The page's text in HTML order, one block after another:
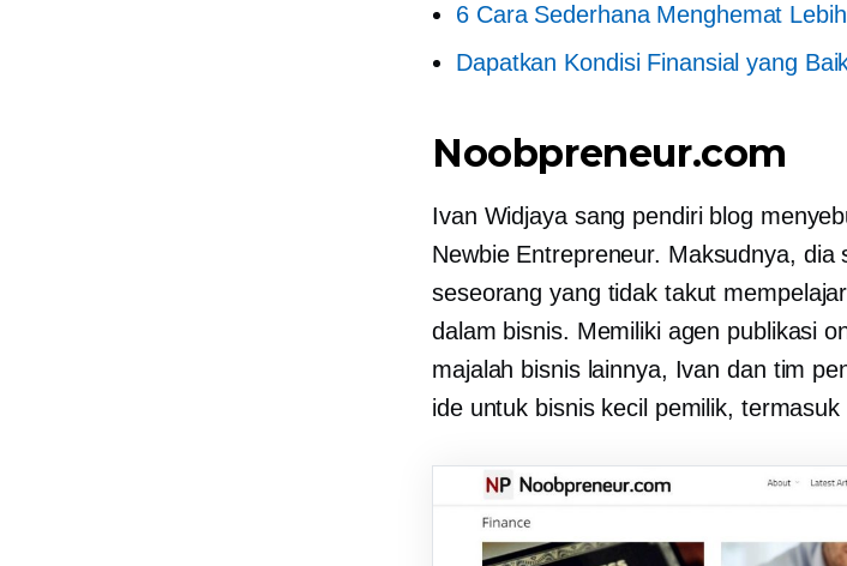
6 Cara Sederhana Menghemat
Dapatkan Kondisi Finansial yang
Noobpreneur.com
Ivan Widjaya sang pendiri blog
Newbie Entrepreneur. Maksudnya, dia
seseorang yang tidak takut
dalam bisnis. Memiliki agen publikasi
majalah bisnis lainnya, Ivan dan tim
ide untuk bisnis kecil pemilik,